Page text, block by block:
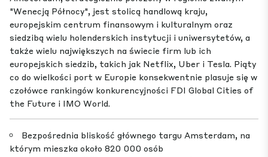
"Wenecją Północy", jest stolicą handlową kraju,
europejskim centrum finansowym i kulturalnym oraz
siedzibą wielu holenderskich instytucji i uniwersytetów, a
także wielu największych na świecie firm lub ich
europejskich siedzib, takich jak Netflix, Uber i Tesla. Piąty
co do wielkości port w Europie konsekwentnie plasuje się w
czołówce rankingów konkurencyjności FDI Global Cities of
the Future i IMO World.
Bezpośrednia bliskość głównego targu Amsterdam, na
którym mieszka około 820 000 osób